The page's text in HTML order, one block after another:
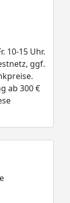
10-15 Uhr.
ggf.
ab 300 €